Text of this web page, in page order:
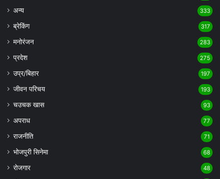
अन्य 333
ब्रेकिंग 317
मनोरंजन 283
प्रदेश 275
उप्र/बिहार 197
जीवन परिचय 193
चउचक खास 93
अपराध 77
राजनीति 71
भोजपुरी सिनेमा 68
रोजगार 48